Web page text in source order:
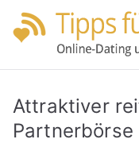
Zum
Inhalt
Attraktiver
Partnerbörse